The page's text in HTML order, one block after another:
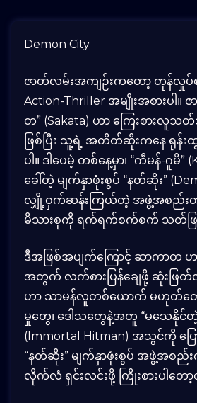
Demon City
ဇာတ်လမ်းအကျဉ်းကတော့ တုန်လှုပ်
Action-Thriller အမျိုးအစားပါ
တ” (Sakata) ဟာ ကြေးစားလူ
ဖြစ်ပြီး သူ့ရဲ့ အတိတ်ဆိုးကနေ ရုန်း
ပါ။ ဒါပေမဲ့ တစ်နေ့မှာ၊ “ကီမန်-ဂူမိ”
ခေါ်တဲ့ မျက်နှာဖုံးစွပ် “နတ်ဆိုး”
လျှို့ဝှက်ဆန်းကြယ်တဲ့ အဖွဲ့အစည်း
မိသားစုကို ရက်ရက်စက်စက် သတ်ဖြ
ဒီအဖြစ်အပျက်ကြောင့် ဆာကာတ
အတွက် လက်စားပြန်ချေဖို့ ဆုံးဖ
ဟာ သာမန်လူတစ်ယောက် မဟုတ်တေ
မှုတွေ၊ ဒေါသတွေနဲ့အတူ “မသေနို
(Immortal Hitman) အသွင်ကို ပြေ
“နတ်ဆိုး” မျက်နှာဖုံးစွပ် အဖွဲ့အစည်
လိုက်လံ ရှင်းလင်းဖို့ ကြိုးစားပါတေ